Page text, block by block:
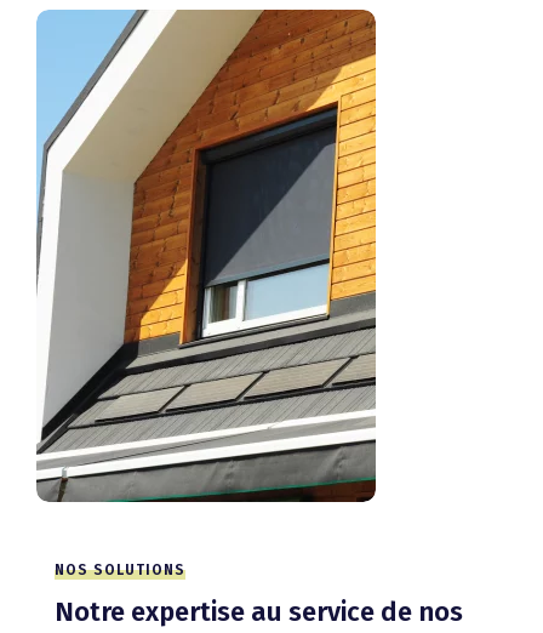
NOS SOLUTIONS
Notre expertise au service de nos